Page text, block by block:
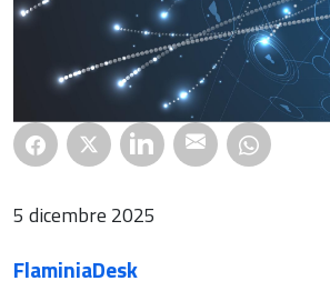
5 dicembre 2025
FlaminiaDesk